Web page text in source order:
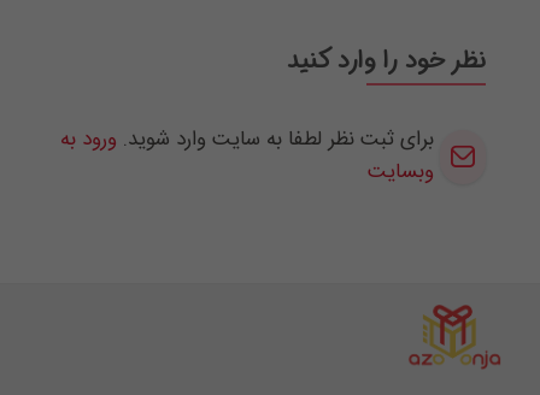
نظر خود را وارد کنید
برای ثبت نظر لطفا به سایت وارد شوید. ورود به
وبسایت